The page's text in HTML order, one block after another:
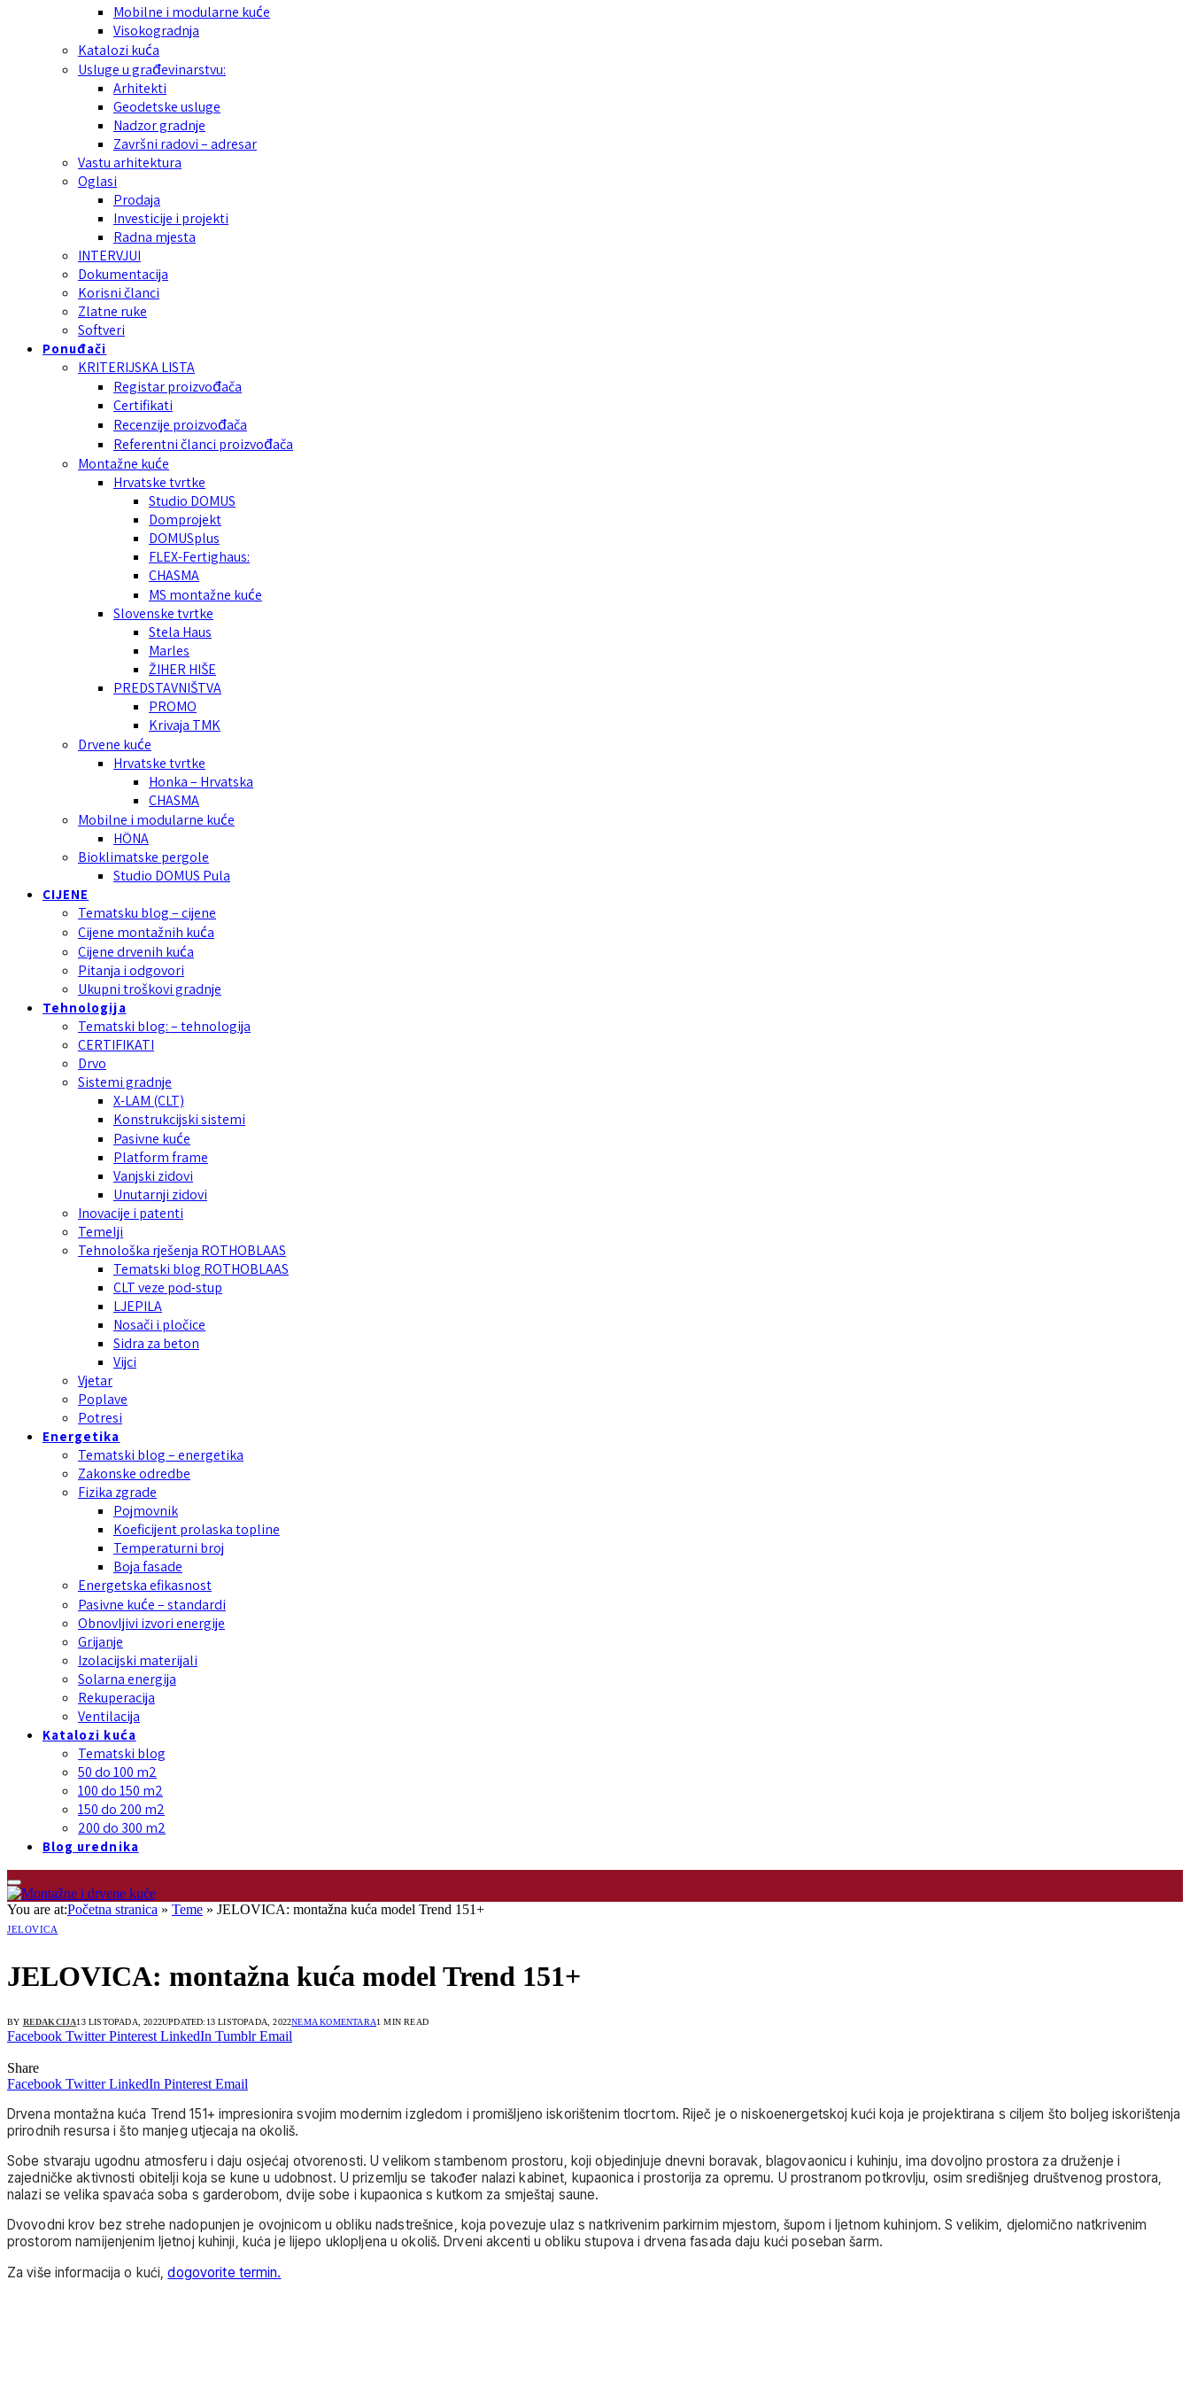
Mobilne i modularne kuće
Visokogradnja
Katalozi kuća
Usluge u građevinarstvu:
Arhitekti
Geodetske usluge
Nadzor gradnje
Završni radovi – adresar
Vastu arhitektura
Oglasi
Prodaja
Investicije i projekti
Radna mjesta
INTERVJUI
Dokumentacija
Korisni članci
Zlatne ruke
Softveri
Ponuđači
KRITERIJSKA LISTA
Registar proizvođača
Certifikati
Recenzije proizvođača
Referentni članci proizvođača
Montažne kuće
Hrvatske tvrtke
Studio DOMUS
Domprojekt
DOMUSplus
FLEX-Fertighaus:
CHASMA
MS montažne kuće
Slovenske tvrtke
Stela Haus
Marles
ŽIHER HIŠE
PREDSTAVNIŠTVA
PROMO
Krivaja TMK
Drvene kuće
Hrvatske tvrtke
Honka – Hrvatska
CHASMA
Mobilne i modularne kuće
HÖNA
Bioklimatske pergole
Studio DOMUS Pula
CIJENE
Tematsku blog – cijene
Cijene montažnih kuća
Cijene drvenih kuća
Pitanja i odgovori
Ukupni troškovi gradnje
Tehnologija
Tematski blog: – tehnologija
CERTIFIKATI
Drvo
Sistemi gradnje
X-LAM (CLT)
Konstrukcijski sistemi
Pasivne kuće
Platform frame
Vanjski zidovi
Unutarnji zidovi
Inovacije i patenti
Temelji
Tehnološka rješenja ROTHOBLAAS
Tematski blog ROTHOBLAAS
CLT veze pod-stup
LJEPILA
Nosači i pločice
Sidra za beton
Vijci
Vjetar
Poplave
Potresi
Energetika
Tematski blog – energetika
Zakonske odredbe
Fizika zgrade
Pojmovnik
Koeficijent prolaska topline
Temperaturni broj
Boja fasade
Energetska efikasnost
Pasivne kuće – standardi
Obnovljivi izvori energije
Grijanje
Izolacijski materijali
Solarna energija
Rekuperacija
Ventilacija
Katalozi kuća
Tematski blog
50 do 100 m2
100 do 150 m2
150 do 200 m2
200 do 300 m2
Blog urednika
You are at:Početna stranica » Teme » JELOVICA: montažna kuća model Trend 151+
JELOVICA
JELOVICA: montažna kuća model Trend 151+
BY REDAKCIJA13 LISTOPADA, 2022UPDATED: 13 LISTOPADA, 2022NEMA KOMENTARA1 MIN READ
Facebook Twitter Pinterest LinkedIn Tumblr Email
Share
Facebook Twitter LinkedIn Pinterest Email
Drvena montažna kuća Trend 151+ impresionira svojim modernim izgledom i promišljeno iskorištenim tlocrtom. Riječ je o niskoenergetskoj kući koja je projektirana s ciljem što boljeg iskorištenja
prirodnih resursa i što manjeg utjecaja na okoliš.
Sobe stvaraju ugodnu atmosferu i daju osjećaj otvorenosti. U velikom stambenom prostoru, koji objedinjuje dnevni boravak, blagovaonicu i kuhinju, ima dovoljno prostora za druženje i
zajedničke aktivnosti obitelji koja se kune u udobnost. U prizemlju se također nalazi kabinet, kupaonica i prostorija za opremu. U prostranom potkrovlju, osim središnjeg društvenog prostora,
nalazi se velika spavaća soba s garderobom, dvije sobe i kupaonica s kutkom za smještaj saune.
Dvovodni krov bez strehe nadopunjen je ovojnicom u obliku nadstrešnice, koja povezuje ulaz s natkrivenim parkirnim mjestom, šupom i ljetnom kuhinjom. S velikim, djelomično natkrivenim
prostorom namijenjenim ljetnoj kuhinji, kuća je lijepo uklopljena u okoliš. Drveni akcenti u obliku stupova i drvena fasada daju kući poseban šarm.
Za više informacija o kući,dogovorite termin.